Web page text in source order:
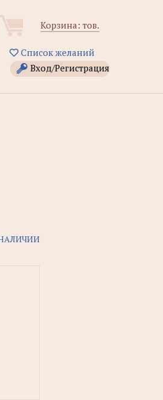
Корзина: тов.
Список желаний
Вход/Регистрация